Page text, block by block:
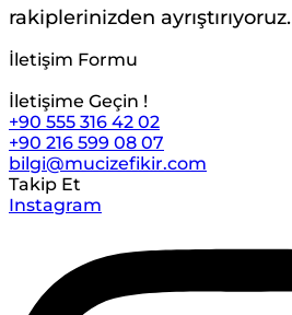
rakiplerinizden ayrıştırıyoruz.
İletişim Formu
İletişime Geçin !
+90 555 316 42 02
+90 216 599 08 07
bilgi@mucizefikir.com
Takip Et
Instagram